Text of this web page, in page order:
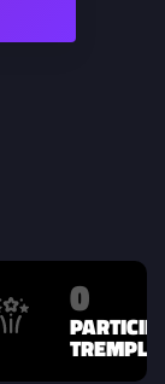
0